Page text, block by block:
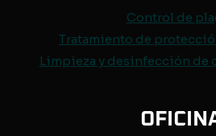
Control de
Tratamiento de
Limpieza y desinfección de